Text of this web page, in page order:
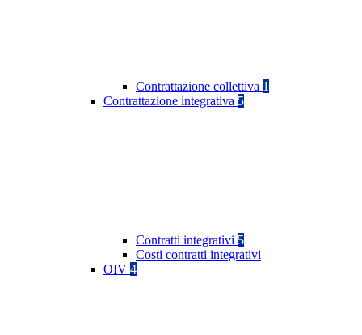
Contrattazione collettiva 1
Contrattazione integrativa 5
Contratti integrativi 5
Costi contratti integrativi
OIV 4